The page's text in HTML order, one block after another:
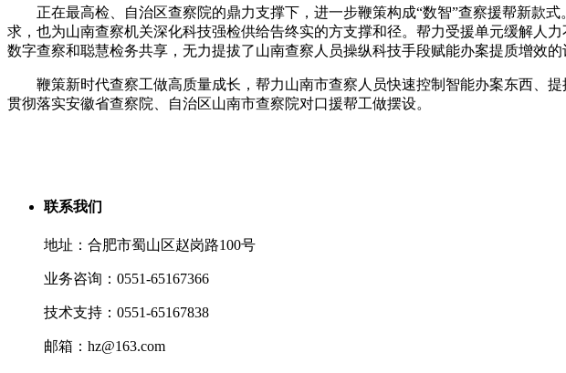
正在最高检、自治区查察院的鼎力支撑下，进一步鞭策构成“数智”查察援帮新款
求，也为山南查察机关深化科技强检供给告终实的方支撑和径。帮力受援单元缓解人
数字查察和聪慧检务共享，无力提拔了山南查察人员操纵科技手段赋能办案提质增效
鞭策新时代查察工做高质量成长，帮力山南市查察人员快速控制智能办案东西、提
贯彻落实安徽省查察院、自治区山南市查察院对口援帮工做摆设。
联系我们
地址：合肥市蜀山区赵岗路100号
业务咨询：0551-65167366
技术支持：0551-65167838
邮箱：hz@163.com